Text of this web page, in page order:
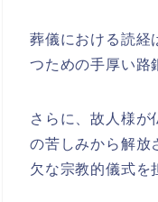
葬儀における読経
つための手厚い路
さらに、故人様が
の苦しみから解放
欠な宗教的儀式を